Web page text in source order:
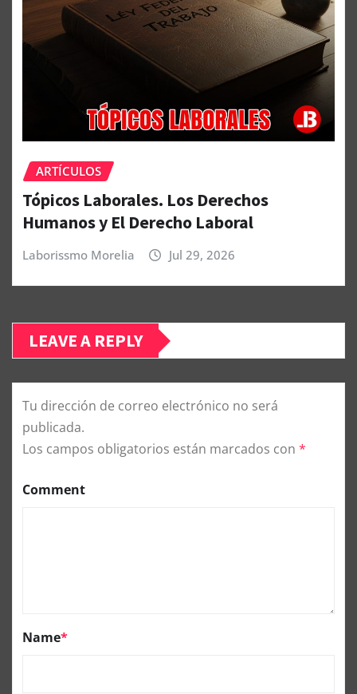
ARTÍCULOS
Tópicos Laborales. Los Derechos
Humanos y El Derecho Laboral
Laborissmo Morelia Jul 29, 2026
LEAVE A REPLY
Tu dirección de correo electrónico no será
publicada.
Los campos obligatorios están marcados con *
Comment
Name*